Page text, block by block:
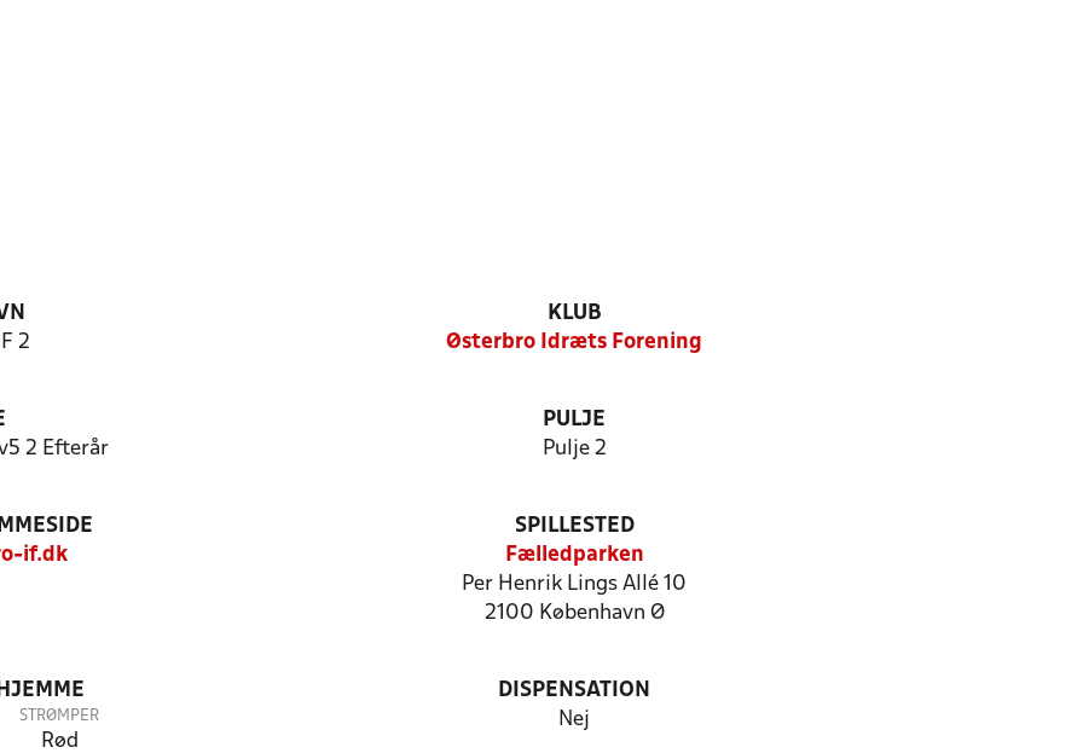
2
KLUB
Østerbro Idræts Forening
2 Efterår
PULJE
Pulje 2
if.dk
SPILLESTED
Fælledparken
Per Henrik Lings Allé 10
2100 København Ø
STRØMPER
Rød
DISPENSATION
Nej